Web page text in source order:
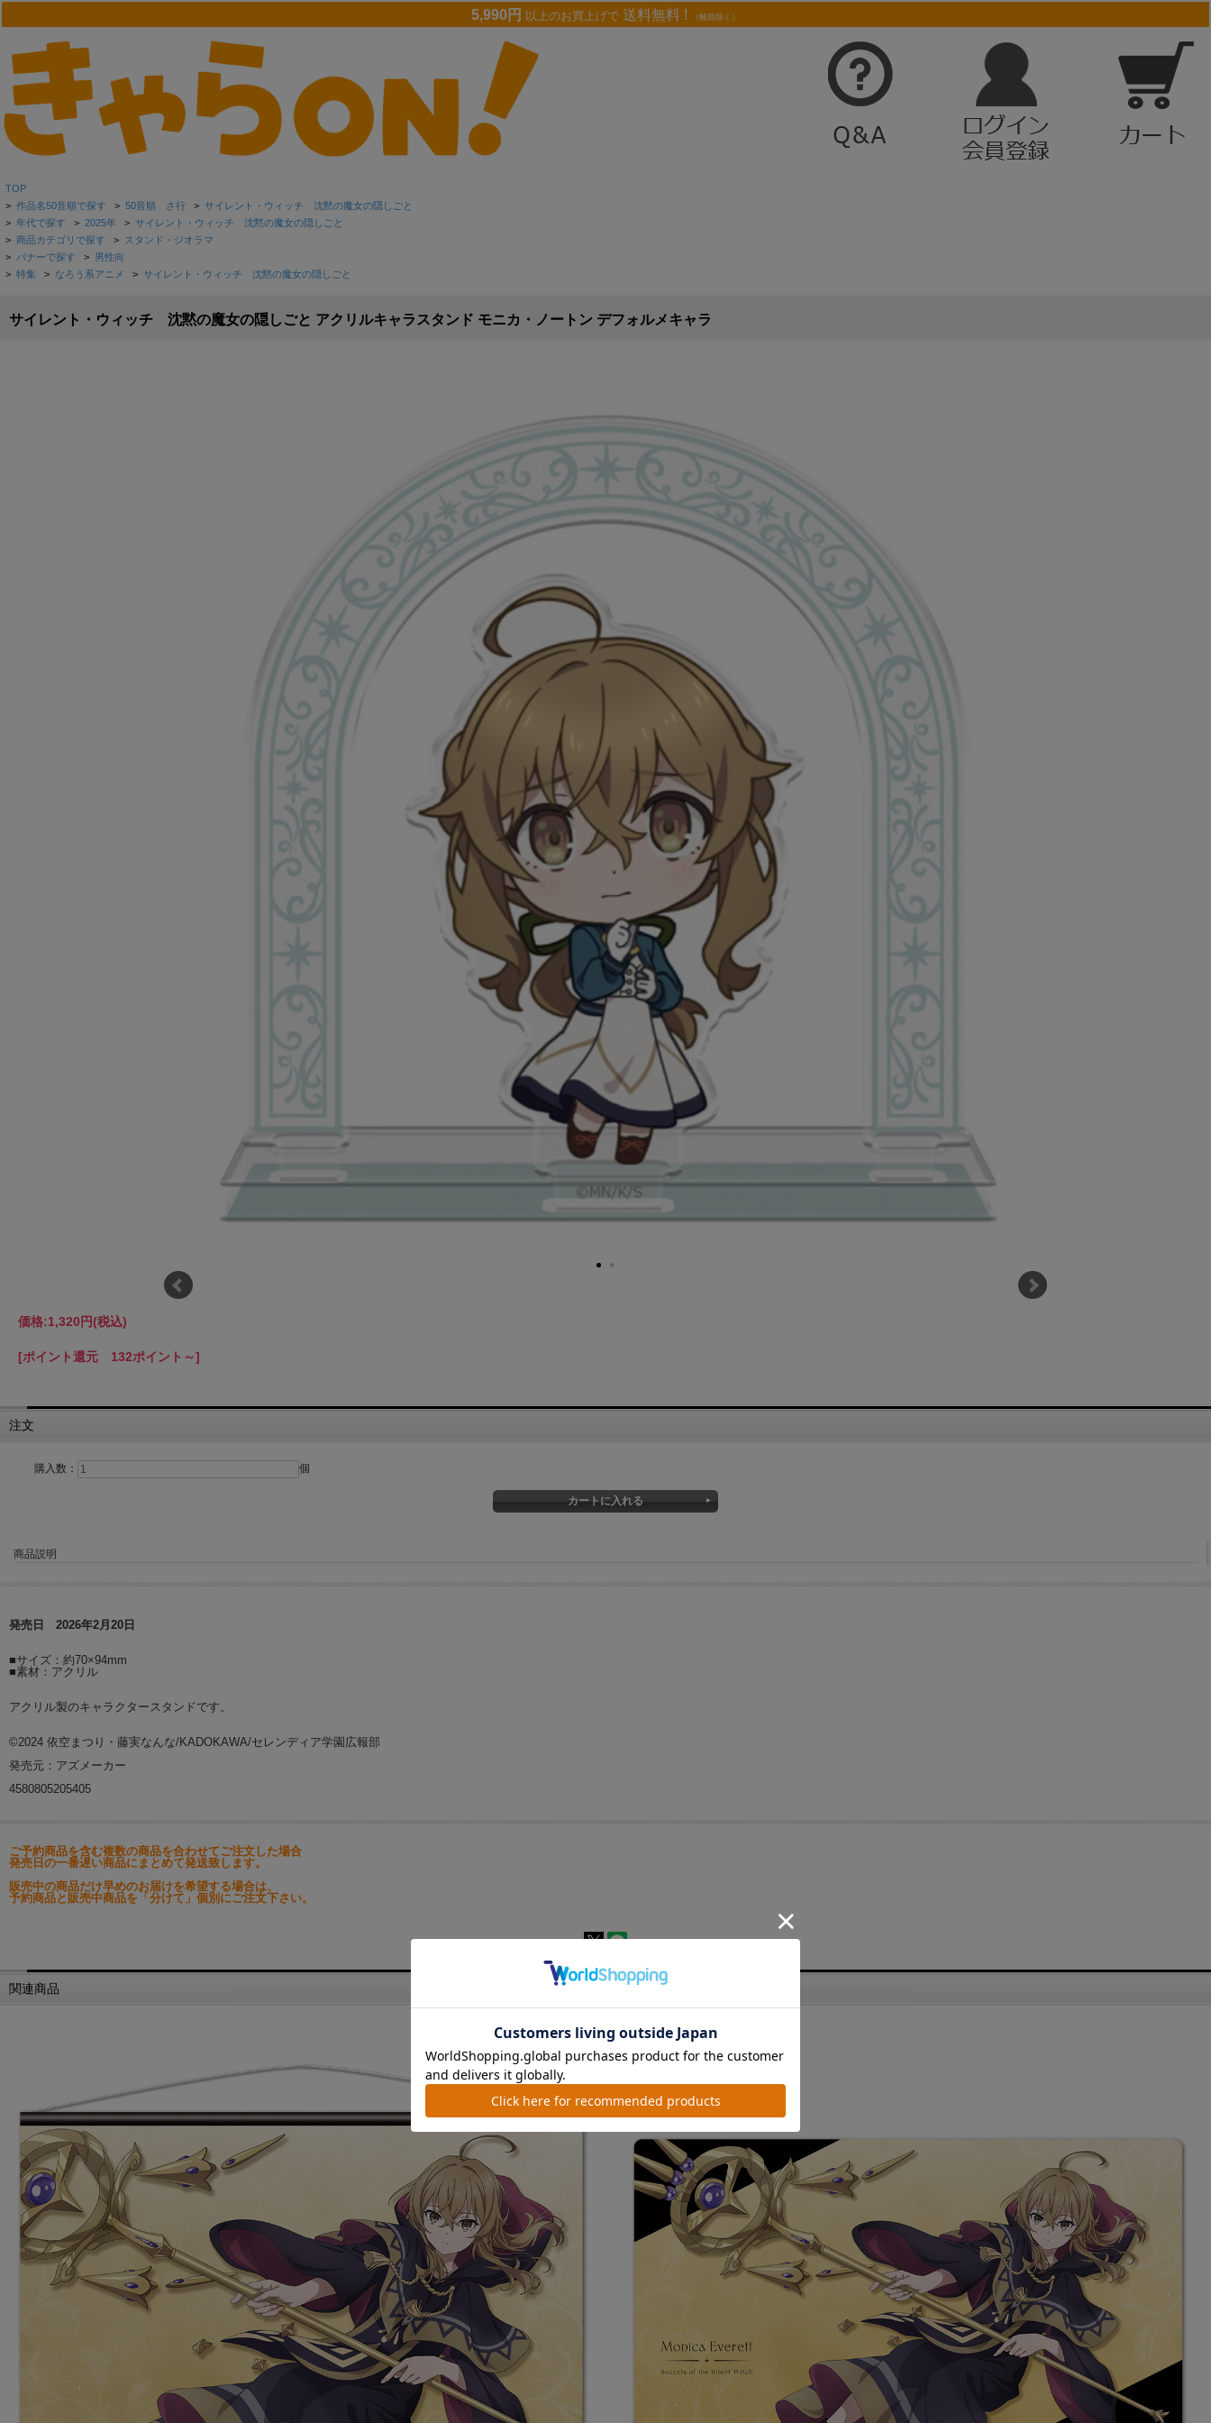
5,990円 以上のお買上げで 送料無料 ! （離島除く）
TOP
> 作品名50音順で探す > 50音順 さ行 > サイレント・ウィッチ 沈黙の魔女の隠しごと
> 年代で探す > 2025年 > サイレント・ウィッチ 沈黙の魔女の隠しごと
> 商品カテゴリで探す > スタンド・ジオラマ
> バナーで探す > 男性向
> 特集 > なろう系アニメ > サイレント・ウィッチ 沈黙の魔女の隠しごと
サイレント・ウィッチ 沈黙の魔女の隠しごと アクリルキャラスタンド モニカ・ノートン デフォルメキャラ
価格:1,320円(税込)
[ポイント還元 132ポイント～]
注文
購入数： 個
商品説明
発売日 2026年2月20日
■サイズ：約70×94mm
■素材：アクリル
アクリル製のキャラクタースタンドです。
©2024 依空まつり・藤実なんな/KADOKAWA/セレンディア学園広報部
発売元：アズメーカー
4580805205405
ご予約商品を含む複数の商品を合わせてご注文した場合
発売日の一番遅い商品にまとめて発送致します。
販売中の商品だけ早めのお届けを希望する場合は、
予約商品と販売中商品を「分けて」個別にご注文下さい。
関連商品